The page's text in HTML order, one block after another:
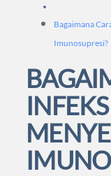
Bagaimana
Imunosupresi?